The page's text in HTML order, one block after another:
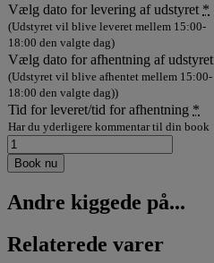
Vælg dato for levering af udstyret *
(Udstyret vil blive leveret mellem 15:00-
18:00 den valgte dag)
Vælg dato for afhentning af udstyret
(Udstyret vil blive afhentet mellem 15:00-
18:00 den valgte dag))
Tid for leveret/tid for afhentning *
Har du yderligere kommentar til din book
lej
højtalerstativ
antal
Book nu
Andre kiggede på...
Relaterede varer